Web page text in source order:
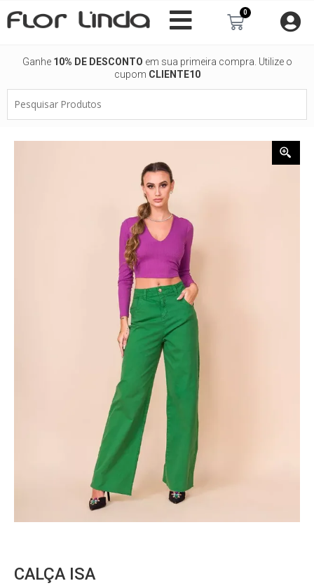
para
0
Carrinho
Ganhe 10% DE DESCONTO em sua primeira compra. Utilize o
cupom CLIENTE10
Produtos
CALÇA ISA